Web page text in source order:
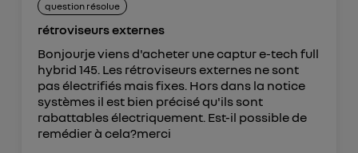
question résolue
rétroviseurs externes
Bonjourje viens d'acheter une captur e-tech full
hybrid 145. Les rétroviseurs externes ne sont
pas électrifiés mais fixes. Hors dans la notice
systèmes il est bien précisé qu'ils sont
rabattables électriquement. Est-il possible de
remédier à cela?merci